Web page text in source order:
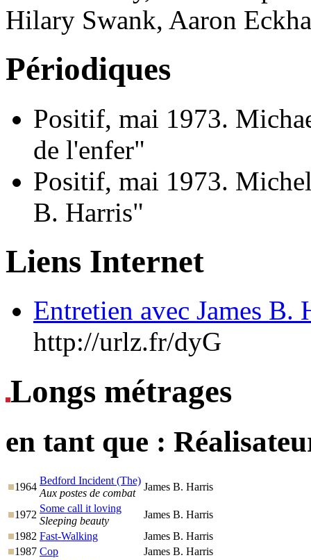
Hilary Swank, Aaron
Périodiques
Positif, mai 1973.
de l'enfer"
Positif, mai 1973.
B. Harris"
Liens Internet
Entretien avec James B.
http://urlz.fr/dyG
Longs métrages
en tant que :
1964
Bedford Incident (The)
Aux postes de combat
James B. Harris
1972
Some call it loving
Sleeping beauty
James B. Harris
1982 Fast-Walking
James B. Harris
1987 Cop
James B. Harris